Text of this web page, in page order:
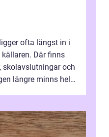
ofta längst in i
källaren. Där finns
skolavslutningar och
längre minns helt.